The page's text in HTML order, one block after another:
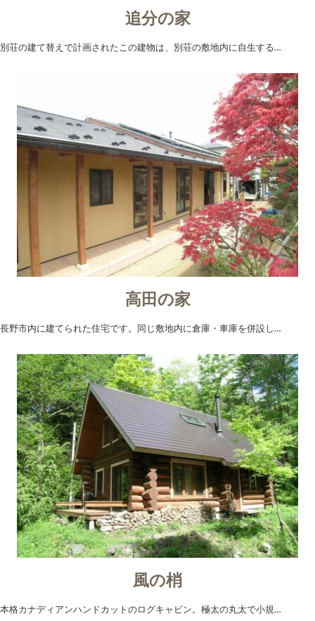
追分の家
別荘の建て替えで計画されたこの建物は、別荘の敷地内に自生する…
高田の家
長野市内に建てられた住宅です。同じ敷地内に倉庫・車庫を併設し…
風の梢
本格カナディアンハンドカットのログキャビン。極太の丸太で小規…